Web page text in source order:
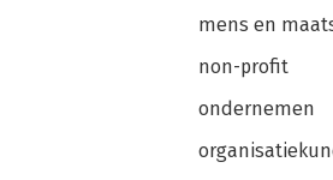
mens en
non-profit
ondernemen